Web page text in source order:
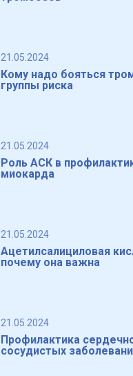
21.05.2024
Кому надо бояться
группы риска
21.05.2024
Роль АСК в
миокарда
21.05.2024
Ацетилсалициловая
почему она важна
21.05.2024
Профилактика
сосудистых